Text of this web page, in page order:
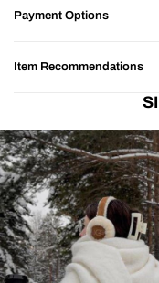
yaratır; kaban, blazer ve
ve ekran ayarlarına bağlı
Payment Options
Item Recommendations